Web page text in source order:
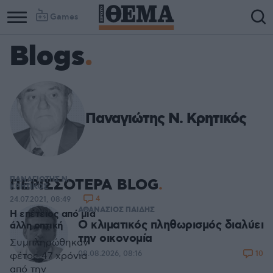
Games
Blogs
Παναγιώτης Ν. Κρητικός
ΠΕΡΙΣΣΟΤΕΡΑ BLOG
ΑΘΑΝΑΣΙΟΣ ΠΑΙΔΗΣ
Ο κλιματικός πληθωρισμός διαλύει
την οικονομία
08.08.2026, 08:16 10
ΠΑΝΑΓΙΩΤΗΣ Ν.
ΚΡΗΤΙΚΟΣ
Η επέτειος από μια
άλλη οπτική
Συμπληρώθηκαν
φέτος 47 χρόνια
από την
24.07.2021, 08:49 4